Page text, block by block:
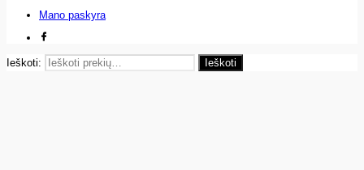
Mano paskyra
Ieškoti: Ieškoti